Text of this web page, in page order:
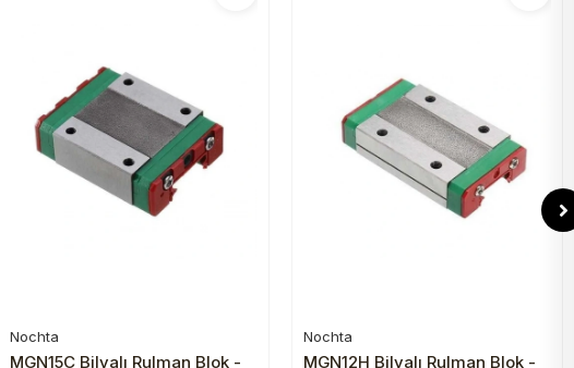
Sepete Ekle
Nochta
MGN15C Bilyalı Rulman Blok -
Sepete Ekle
Nochta
MGN12H Bilyalı Rulman Blok -